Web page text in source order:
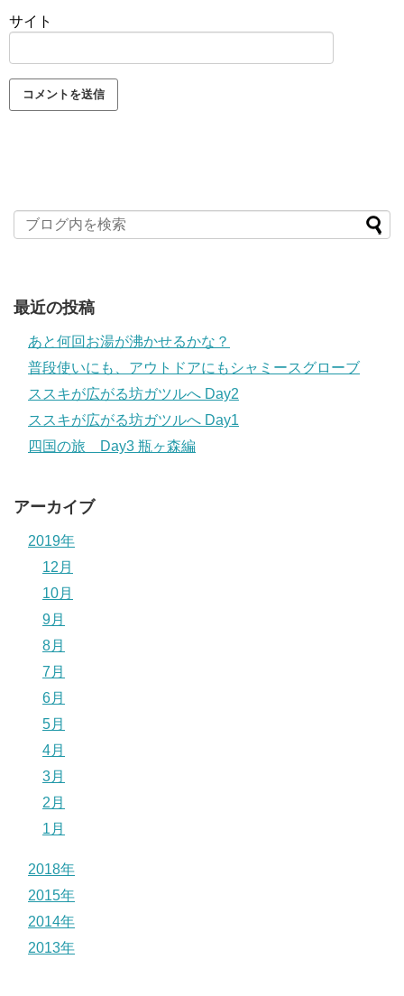
サイト
最近の投稿
あと何回お湯が沸かせるかな？
普段使いにも、アウトドアにもシャミースグローブ
ススキが広がる坊ガツルへ Day2
ススキが広がる坊ガツルへ Day1
四国の旅 Day3 瓶ヶ森編
アーカイブ
2019年
12月
10月
9月
8月
7月
6月
5月
4月
3月
2月
1月
2018年
2015年
2014年
2013年